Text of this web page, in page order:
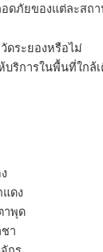
ดภัยของแต่ละสถ
ดระยองหรือไม่
บริการในพื้นที่ใกล้
ดง
าพุด
า